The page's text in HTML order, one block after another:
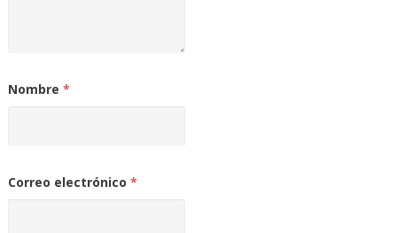
Nombre *
Correo electrónico *